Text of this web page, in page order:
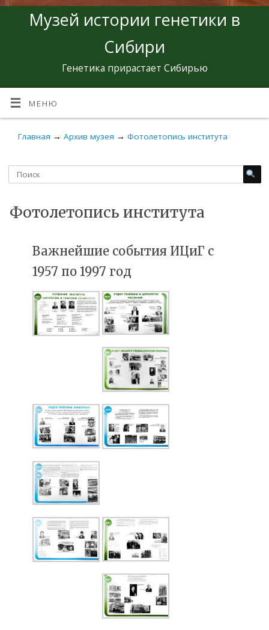
Музей истории генетики в
Сибири
Генетика прирастает Сибирью
МЕНЮ
Главная → Архив музея → Фотолетопись института
Фотолетопись института
Важнейшие события ИЦиГ с
1957 по 1997 год